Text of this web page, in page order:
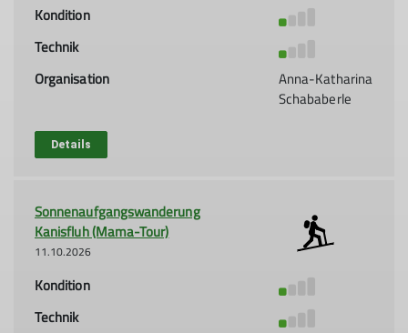
Kondition
Technik
Organisation
Anna-Katharina
Schababerle
Details
Sonnenaufgangswanderung
Kanisfluh (Mama-Tour)
11.10.2026
Kondition
Technik